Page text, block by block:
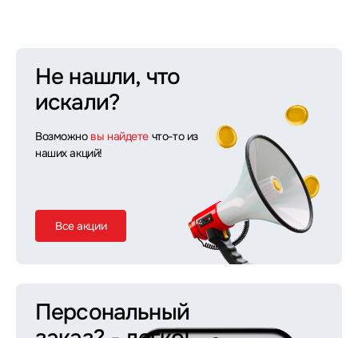
Не нашли, что
искали?
Возможно вы найдете что-то из
наших акций!
Все акции
Персональный